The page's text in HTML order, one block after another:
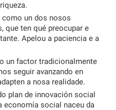
como un dos nosos
que ten qué preocupar e
Apelou a paciencia e a
un factor tradicionalmente
seguir avanzando en
a nosa realidade.
plan de innovación social
economía social naceu da